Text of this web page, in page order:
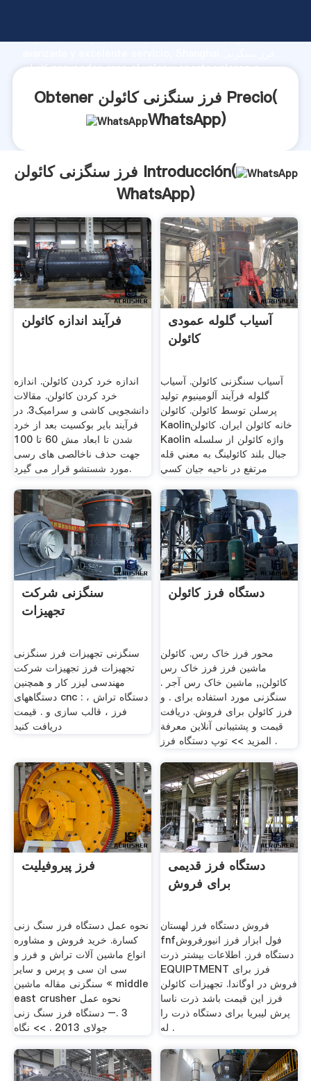
capacidad de producción, fuerza de investigación
کائولن proveedor crea el valor y aporta valores a
Obtener فرز سنگزنی کائولن Precio(
WhatsApp)
فرز سنگزنی کائولن Introducción(
WhatsApp)
فرآیند اندازه کائولن
اندازه خرد کردن کائولن. اندازه
خرد کردن کائولن. مقالات
دانشجویی کاشی و سرامیک3. در
فرآیند بایر بوکسیت بعد از خرد
شدن تا ابعاد مش 60 تا 100
جهت حذف ناخالصی های رسی
مورد شستشو قرار می گیرد.
آسیاب گلوله عمودی
کائولن
آسیاب سنگزنی کائولن. آسیاب
گلوله فرآیند آلومینیوم تولید
پرسلن توسط کائولن. کائولن
Kaolinخانه کائولن ایران. کائولن
Kaolin واژه كائولن از سلسله
جبال بلند كائولينگ به معني قله
مرتفع در ناحيه جيان كسي
سنگزنی شرکت
تجهیزات
سنگزنی تجهیزات فرز سنگزنی
تجهیزات فرز تجهیزات شرکت
مهندسی لیزر کار و همچنین
دستگاههای cnc : دستگاه تراش ،
فرز ، قالب سازی و . قیمت
دریافت کنید
دستگاه فرز کائولن
محور فرز خاک رس. کائولن
ماشین فرز فرز خاک رس
کائولن,, ماشین خاک رس آجر .
سنگزنی مورد استفاده برای . و
فرز کائولن برای فروش. دریافت
قیمت و پشتیبانی آنلاین معرفة
المزيد >> توپ دستگاه فرز .
فرز پیروفیلیت
نحوه عمل دستگاه فرز سنگ زنی
كسارة. خرید فروش و مشاوره
انواع ماشین آلات تراش و فرز و
سی ان سی و پرس و سایر
سنگزنی مقاله ماشین « middle
east crusher ‫نحوه عمل
دستگاه فرز سنگ زنی‬‎ –. 3
جولای 2013 . >> نگاه
دستگاه فرز قدیمی
برای فروش
فروش دستگاه فرز لهستان
fnfفول ابزار فرز انیورفروش
دستگاه فرز. اطلاعات بیشتر ذرت
EQUIPTMENT فرز برای
فروش در اوگاندا. تجهیزات کائولن
فرز اين قیمت باشد ذرت ناسا
پرش لیبریا برای دستگاه ذرت را
له .